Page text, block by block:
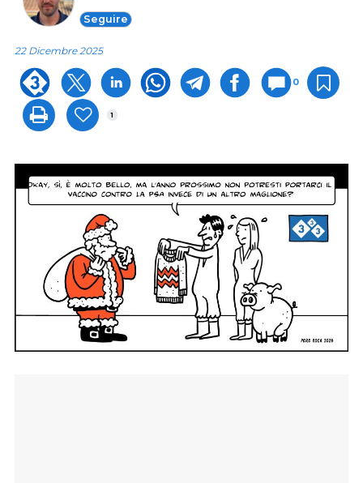
Seguire
22 Dicembre 2025
0
1